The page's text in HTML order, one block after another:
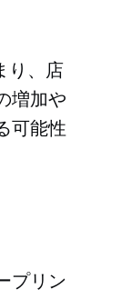
り、店
増加や
可能性
プリン